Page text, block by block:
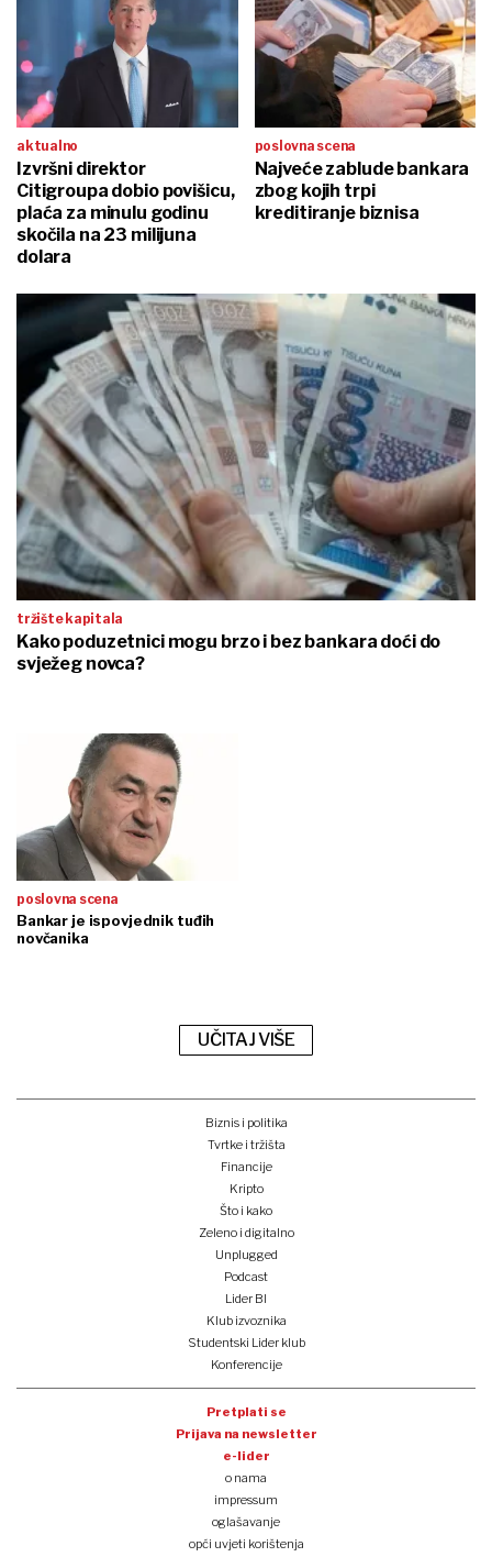
aktualno
Izvršni direktor
Citigroupa dobio povišicu,
plaća za minulu godinu
skočila na 23 milijuna
dolara
poslovna scena
Najveće zablude bankara
zbog kojih trpi
kreditiranje biznisa
tržište kapitala
Kako poduzetnici mogu brzo i bez bankara doći do
svježeg novca?
poslovna scena
Bankar je ispovjednik tuđih
novčanika
UČITAJ VIŠE
Biznis i politika
Tvrtke i tržišta
Financije
Kripto
Što i kako
Zeleno i digitalno
Unplugged
Podcast
Lider BI
Klub izvoznika
Studentski Lider klub
Konferencije
Pretplati se
Prijava na newsletter
e-lider
o nama
impressum
oglašavanje
opći uvjeti korištenja